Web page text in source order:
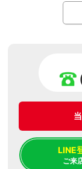
LINE
ご来